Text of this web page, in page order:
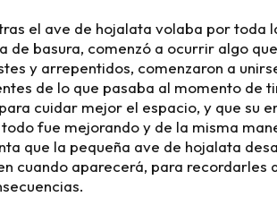
el ave de hojalata volaba por toda
de basura, comenzó a ocurrir algo
y arrepentidos, comenzaron a
de lo que pasaba al momento de
cuidar mejor el espacio, y que su
fue mejorando y de la misma
que la pequeña ave de hojalata
cuando aparecerá, para recordarles